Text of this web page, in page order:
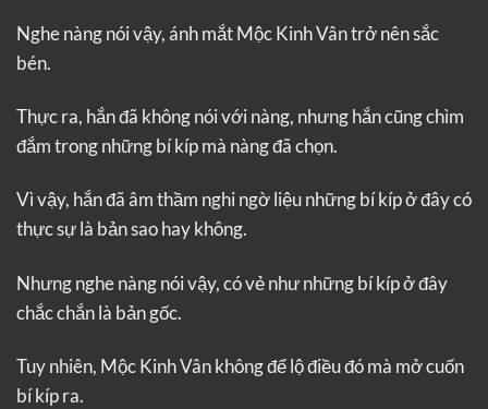
Nghe nàng nói vậy, ánh mắt Mộc Kinh Vân trở nên sắc
bén.
Thực ra, hắn đã không nói với nàng, nhưng hắn cũng chìm
đắm trong những bí kíp mà nàng đã chọn.
Vì vậy, hắn đã âm thầm nghi ngờ liệu những bí kíp ở đây có
thực sự là bản sao hay không.
Nhưng nghe nàng nói vậy, có vẻ như những bí kíp ở đây
chắc chắn là bản gốc.
Tuy nhiên, Mộc Kinh Vân không để lộ điều đó mà mở cuốn
bí kíp ra.